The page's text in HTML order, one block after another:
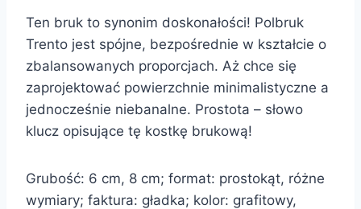
Ten bruk to synonim doskonałości! Polbruk
Trento jest spójne, bezpośrednie w kształcie o
zbalansowanych proporcjach. Aż chce się
zaprojektować powierzchnie minimalistyczne a
jednocześnie niebanalne. Prostota – słowo
klucz opisujące tę kostkę brukową!
Grubość: 6 cm, 8 cm; format: prostokąt, różne
wymiary; faktura: gładka; kolor: grafitowy,